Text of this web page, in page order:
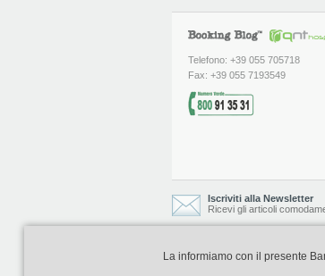
Telefono: +39 055 705718
Fax: +39 055 7193549
Iscriviti alla Newsletter
Ricevi gli articoli
Booking Blog è realizzato e curato
La informiamo con il presente